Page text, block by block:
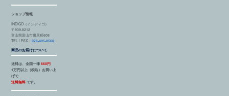
ショップ情報
INDIGO（インディゴ）
〒939-8212
富山県富山市掛尾町608
TEL / FAX：076-495-8560
商品のお届けについて
送料は、全国一律660円
1万円以上（税込）お買い上
げで
送料無料 です。